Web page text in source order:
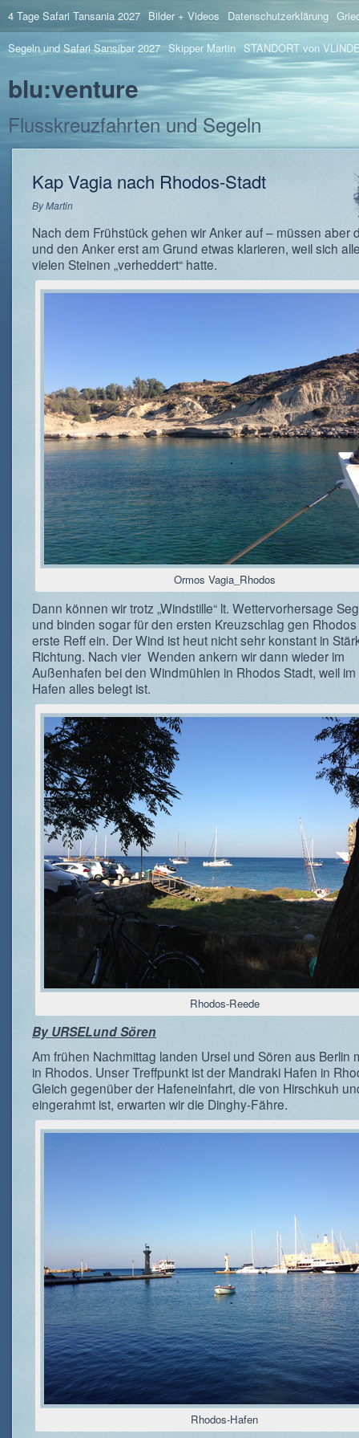
4 Tage Safari Tansania 2027 Bilder + Videos Datenschutzerklärung
Segeln und Safari Sansibar 2027 Skipper Martin STANDORT von
blu:venture
Flusskreuzfahrten und Segeln
Kap Vagia nach Rhodos-Stadt
ByMartin
Nach dem Frühstück gehen wir Anker auf – müssen aber
und den Anker erst am Grund etwas klarieren, weil sich
vielen Steinen „verheddert“ hatte.
Ormos Vagia_Rhodos
Dann können wir trotz „Windstille“ lt. Wettervorhersage
und binden sogar für den ersten Kreuzschlag gen
erste Reff ein. Der Wind ist heut nicht sehr konstant in
Richtung. Nach vier Wenden ankern wir dann wieder im
Außenhafen bei den Windmühlen in Rhodos Stadt, weil
Hafen alles belegt ist.
Rhodos-Reede
By URSELund Sören
Am frühen Nachmittag landen Ursel und Sören aus Berlin
in Rhodos. Unser Treffpunkt ist der Mandraki Hafen in
Gleich gegenüber der Hafeneinfahrt, die von Hirschkuh
eingerahmt ist, erwarten wir die Dinghy-Fähre.
Rhodos-Hafen